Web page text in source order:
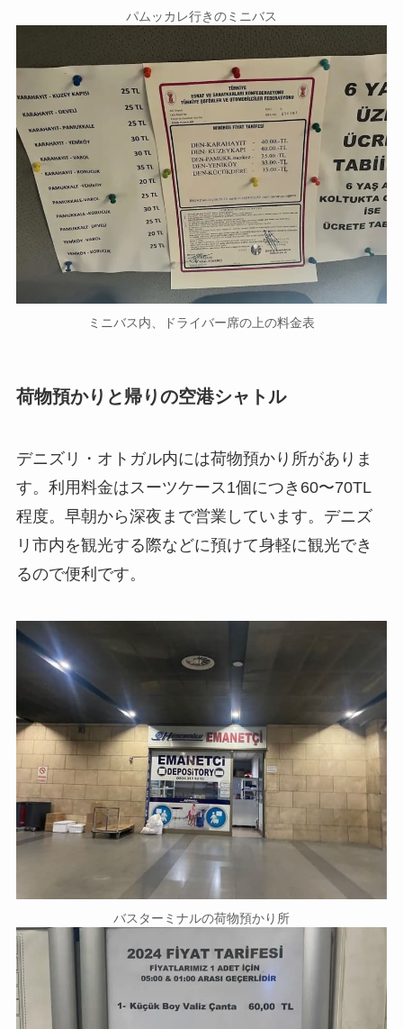
パムッカレ行きのミニバス
ミニバス内、ドライバー席の上の料金表
荷物預かりと帰りの空港シャトル
デニズリ・オトガル内には荷物預かり所がありま
す。利用料金はスーツケース1個につき60〜70TL
程度。早朝から深夜まで営業しています。デニズ
リ市内を観光する際などに預けて身軽に観光でき
るので便利です。
バスターミナルの荷物預かり所